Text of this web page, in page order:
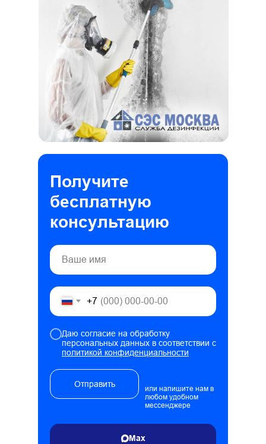
Получите
бесплатную
консультацию
+7
Даю согласие на обработку
персональных данных в соответствии с
политикой конфиденциальности
Отправить
Max
или напишите нам в
любом удобном
мессенджере